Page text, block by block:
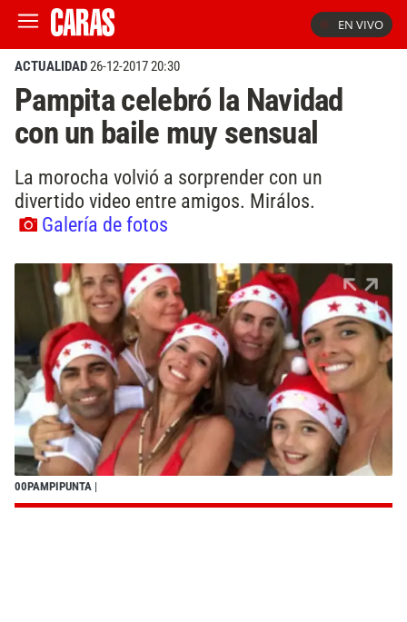
EN VIVO
ACTUALIDAD26-12-2017 20:30
Pampita celebró la Navidad
con un baile muy sensual
La morocha volvió a sorprender con un
divertido video entre amigos. Mirálos.
Galería de fotos
00PAMPIPUNTA |